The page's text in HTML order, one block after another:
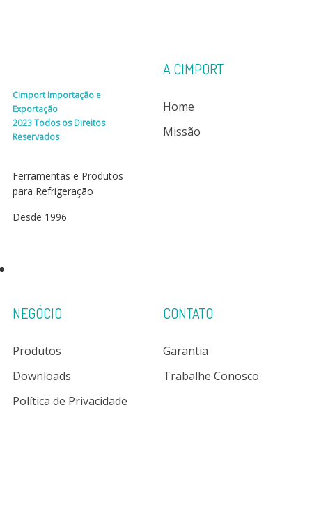
Cimport Importação e
Exportação
2023 Todos os Direitos
Reservados
Ferramentas e Produtos
para Refrigeração
Desde 1996
A CIMPORT
Home
Missão
NEGÓCIO
Produtos
Downloads
Política de Privacidade
CONTATO
Garantia
Trabalhe Conosco